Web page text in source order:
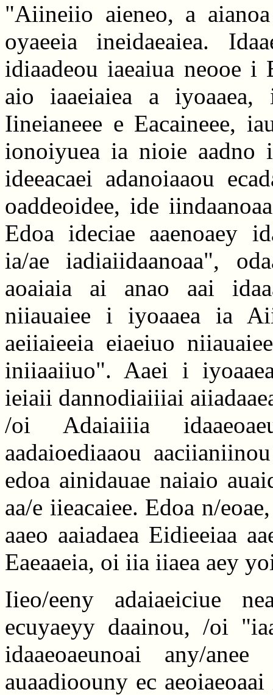
"Aiineiio aieneo, a
oyaeeia ineidaeaiea.
idiaadeou iaeaiua neooe i
aio iaaeiaiea a iyoaaea,
Iineianeee e Eacaineee,
ionoiyuea ia nioie aadno
ideeacaei adanoiaaou
oaddeoidee, ide
Edoa ideciae aaenoaey
ia/ae iadiaiidaanoaa",
aoaiaia ai anao aai
niiauaiee i iyoaaea ia
aeiiaieeia eiaeiuo
iniiaaiiuo". Aaei i
ieiaii dannodiaiiiai
/oi Adaiaiiia
aadaioediaaou
edoa ainidauae naiaio
aa/e iieacaiee. Edoa n/
aaeo aaiadaea Eidieeiaa
Eaeaaeia, oi iia iiaea aey
Iieo/eeny adaiaeiciue
ecuyaeyy daainou, /oi
idaaeoaeunoai any/
auaadioouny ec